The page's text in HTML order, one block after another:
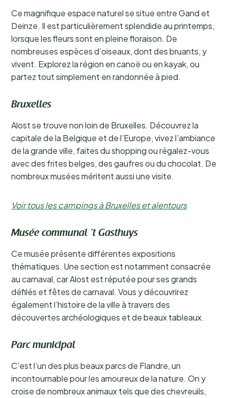
Ce magnifique espace naturel se situe entre Gand et
Deinze. Il est particulièrement splendide au printemps,
lorsque les fleurs sont en pleine floraison. De
nombreuses espèces d’oiseaux, dont des bruants, y
vivent. Explorez la région en canoë ou en kayak, ou
partez tout simplement en randonnée à pied.
Bruxelles
Alost se trouve non loin de Bruxelles. Découvrez la
capitale de la Belgique et de l’Europe, vivez l’ambiance
de la grande ville, faites du shopping ou régalez-vous
avec des frites belges, des gaufres ou du chocolat. De
nombreux musées méritent aussi une visite.
Voir tous les campings à Bruxelles et alentours
Musée communal ‘t Gasthuys
Ce musée présente différentes expositions
thématiques. Une section est notamment consacrée
au carnaval, car Alost est réputée pour ses grands
défilés et fêtes de carnaval. Vous y découvrirez
également l’histoire de la ville à travers des
découvertes archéologiques et de beaux tableaux.
Parc municipal
C’est l’un des plus beaux parcs de Flandre, un
incontournable pour les amoureux de la nature. On y
croise de nombreux animaux tels que des chevreuils,